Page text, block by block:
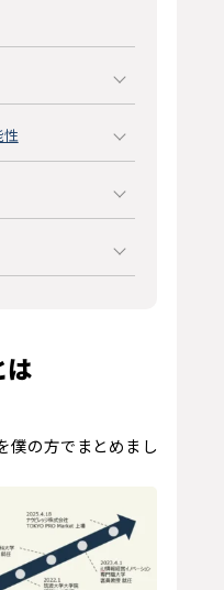
は
僕の方でまとめまし